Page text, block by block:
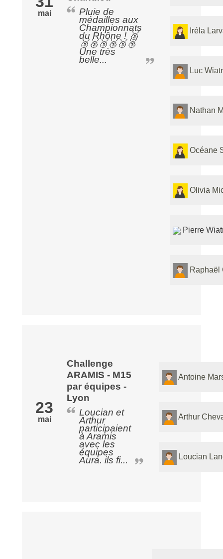
mai
Pluie de
médailles aux
Championnats
du Rhône ! 🥈
🥈🥈🥉🥉🥉🥉
Une très
belle...
Iréla
Luc
Nathan
Océane
Olivia
Pierre
Raphaël
23
mai
Challenge
ARAMIS - M15
par équipes -
Lyon
Loucian et
Arthur
participaient
à Aramis
avec les
équipes
Aura. ils fi...
Antoine
Arthur
Loucian